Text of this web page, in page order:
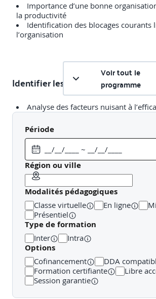
Importance d’une bonne
la productivité
Identification des blocages courants
l’organisation
Identifier les freins à l’efficacité
Analyse des facteurs nuisant à
freins
Introduction aux méthodes de
Présentation des concepts clés
etc.)
Application de la matrice
tâches
Planification et priorisation des
Voir tout le
programme
Période
Région ou ville
Modalités pédagogiques
Classe virtuelle En ligne
Présentiel
Type de formation
Inter Intra
Options
Cofinancement
DDA
Formation certifiante
Libre
Session garantie